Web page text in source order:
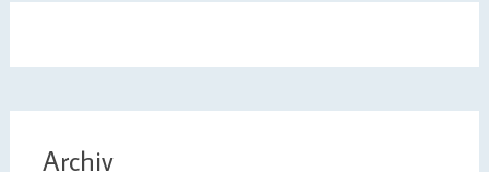
Archiv